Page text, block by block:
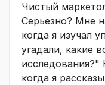
Чистый
Серьезно? Мне
когда я изучал
угадали, какие
исследования?"
когда я